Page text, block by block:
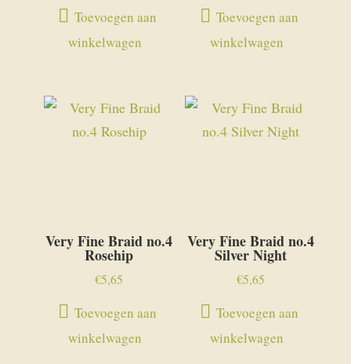
Toevoegen aan
winkelwagen
Toevoegen aan
winkelwagen
Very Fine Braid no.4
Rosehip
€5,65
Toevoegen aan
winkelwagen
Very Fine Braid no.4
Silver Night
€5,65
Toevoegen aan
winkelwagen